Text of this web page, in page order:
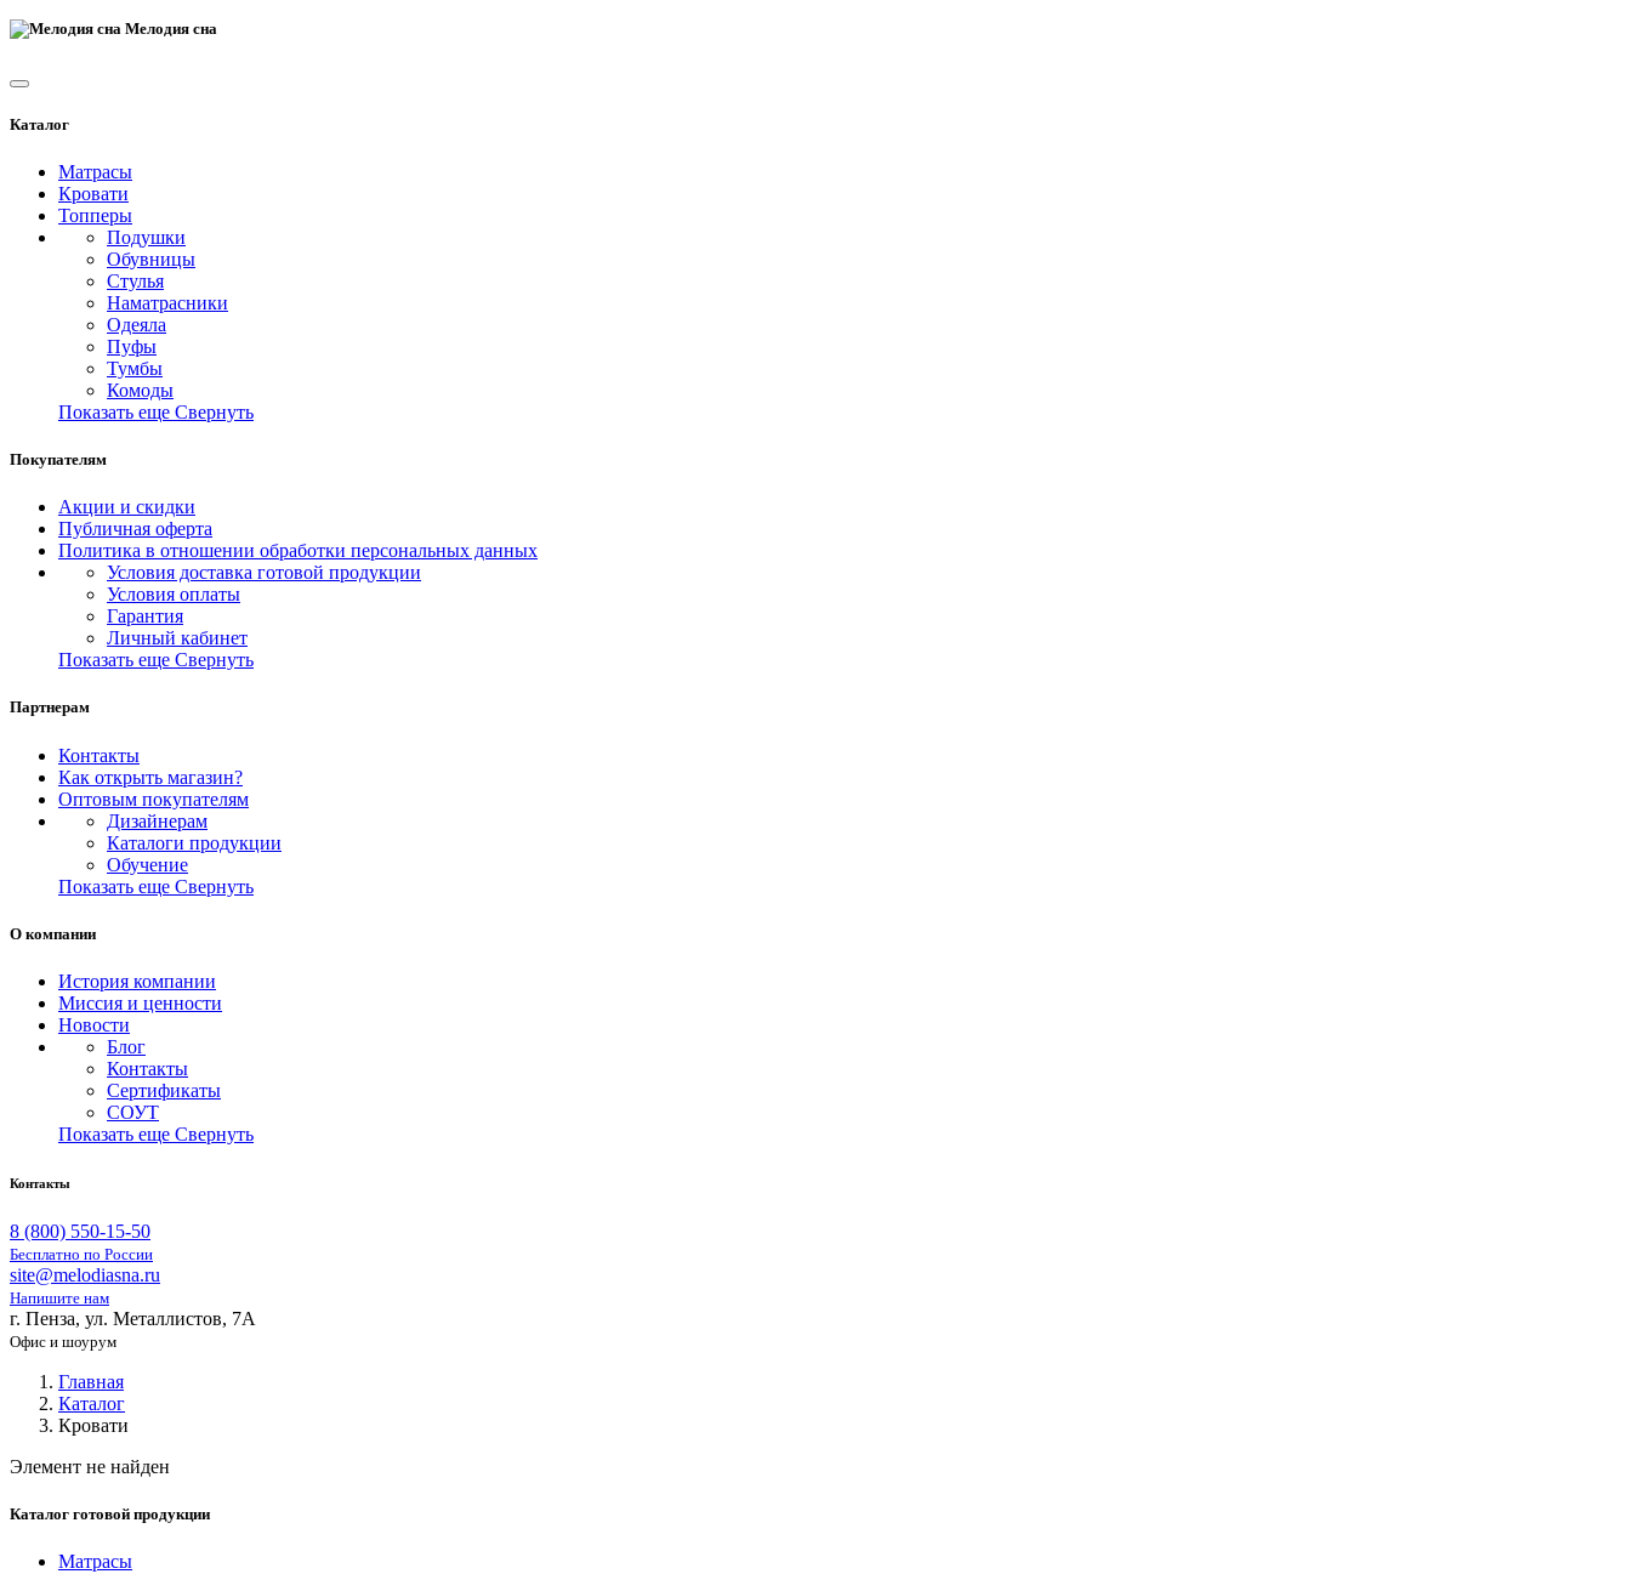
Мелодия сна
Каталог
Матрасы
Кровати
Топперы
Подушки
Обувницы
Стулья
Наматрасники
Одеяла
Пуфы
Тумбы
Комоды
Показать еще Свернуть
Покупателям
Акции и скидки
Публичная оферта
Политика в отношении обработки персональных данных
Условия доставка готовой продукции
Условия оплаты
Гарантия
Личный кабинет
Показать еще Свернуть
Партнерам
Контакты
Как открыть магазин?
Оптовым покупателям
Дизайнерам
Каталоги продукции
Обучение
Показать еще Свернуть
О компании
История компании
Миссия и ценности
Новости
Блог
Контакты
Сертификаты
СОУТ
Показать еще Свернуть
Контакты
8 (800) 550-15-50
Бесплатно по России
site@melodiasna.ru
Напишите нам
г. Пенза, ул. Металлистов, 7А
Офис и шоурум
Главная
Каталог
Кровати
Элемент не найден
Каталог готовой продукции
Матрасы